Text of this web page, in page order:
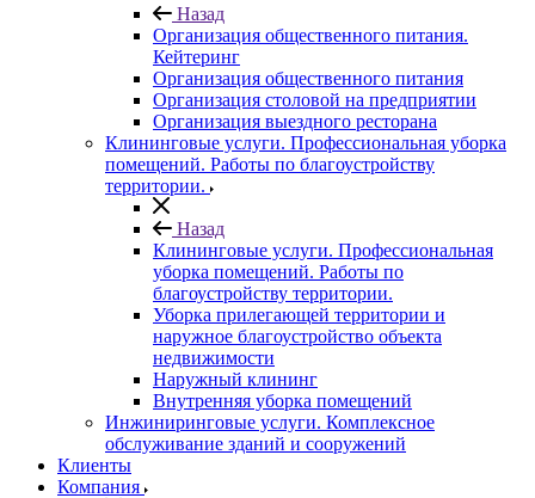
Назад
Организация общественного питания.
Кейтеринг
Организация общественного питания
Организация столовой на предприятии
Организация выездного ресторана
Клининговые услуги. Профессиональная уборка
помещений. Работы по благоустройству
территории.
Назад
Клининговые услуги. Профессиональная
уборка помещений. Работы по
благоустройству территории.
Уборка прилегающей территории и
наружное благоустройство объекта
недвижимости
Наружный клининг
Внутренняя уборка помещений
Инжиниринговые услуги. Комплексное
обслуживание зданий и сооружений
Клиенты
Компания